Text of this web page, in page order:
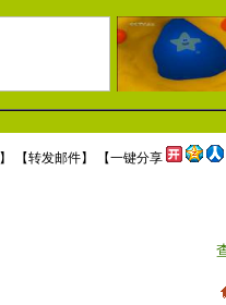
】 【转发邮件】 【一键分享